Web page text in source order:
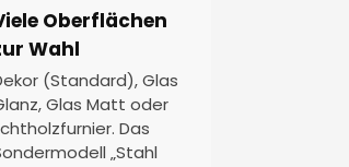
Oberflächen
Wahl
(Standard), Glas
Glas Matt oder
Das
„Stahl